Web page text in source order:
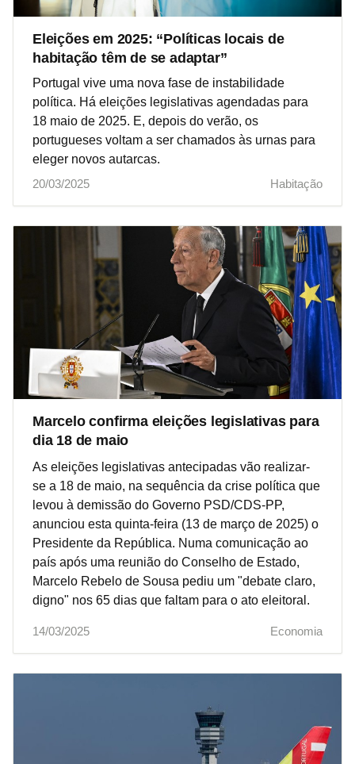
Eleições em 2025: “Políticas locais de
habitação têm de se adaptar”
Portugal vive uma nova fase de instabilidade
política. Há eleições legislativas agendadas para
18 maio de 2025. E, depois do verão, os
portugueses voltam a ser chamados às urnas para
eleger novos autarcas.
20/03/2025
Habitação
Marcelo confirma eleições legislativas para
dia 18 de maio
As eleições legislativas antecipadas vão realizar-
se a 18 de maio, na sequência da crise política que
levou à demissão do Governo PSD/CDS-PP,
anunciou esta quinta-feira (13 de março de 2025) o
Presidente da República. Numa comunicação ao
país após uma reunião do Conselho de Estado,
Marcelo Rebelo de Sousa pediu um "debate claro,
digno" nos 65 dias que faltam para o ato eleitoral.
14/03/2025 Economia